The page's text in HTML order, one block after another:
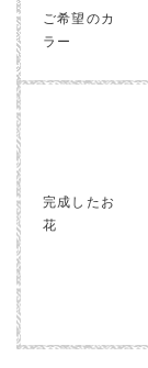
ご希望のカ
ラー
完成したお
花